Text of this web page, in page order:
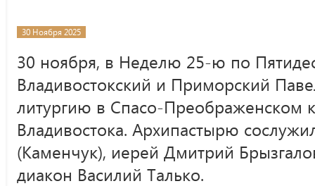
30 Ноября 2025
30 ноября, в Неделю 25-ю по
Владивостокский и Приморский
литургию в Спасо-Преображенском
Владивостока. Архипастырю
(Каменчук), иерей Дмитрий
диакон Василий Талько.